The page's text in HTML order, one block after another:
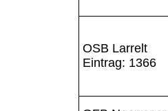
OSB Larrelt
Eintrag: 1366